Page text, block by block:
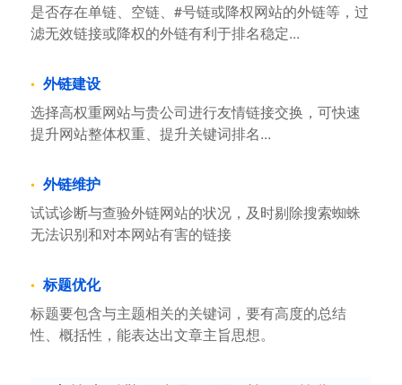
是否存在单链、空链、#号链或降权网站的外链等，过
滤无效链接或降权的外链有利于排名稳定...
外链建设
选择高权重网站与贵公司进行友情链接交换，可快速
提升网站整体权重、提升关键词排名...
外链维护
试试诊断与查验外链网站的状况，及时剔除搜索蜘蛛
无法识别和对本网站有害的链接
标题优化
标题要包含与主题相关的关键词，要有高度的总结
性、概括性，能表达出文章主旨思想。